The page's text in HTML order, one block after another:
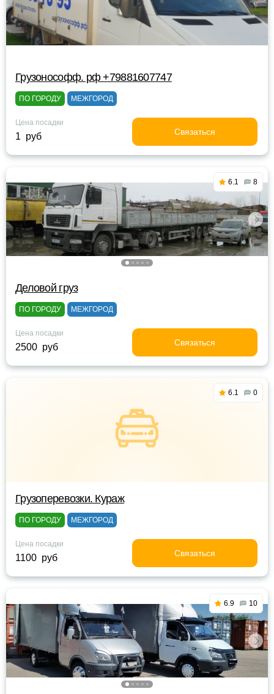
Грузонософф. рф +79881607747
ПО ГОРОДУ МЕЖГОРОД
Цена посадки
1 руб Связаться
6.1 8
Деловой груз
ПО ГОРОДУ МЕЖГОРОД
Цена посадки
2500 руб Связаться
6.1 0
Грузоперевозки. Кураж
ПО ГОРОДУ МЕЖГОРОД
Цена посадки
1100 руб Связаться
6.9 10